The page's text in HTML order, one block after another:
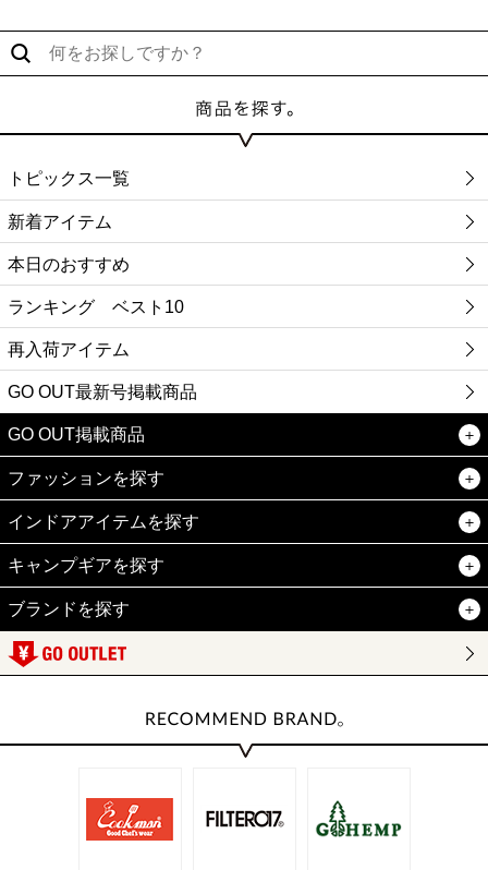
トピックス一覧
新着アイテム
本日のおすすめ
ランキング ベスト10
再入荷アイテム
GO OUT最新号掲載商品
GO OUT掲載商品
ファッションを探す
インドアアイテムを探す
キャンプギアを探す
ブランドを探す